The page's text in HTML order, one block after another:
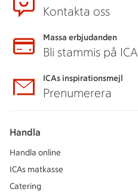
Kontakta oss
Massa erbjudanden
Bli stammis på ICA
ICAs inspirationsmejl
Prenumerera
Handla
Handla online
ICAs matkasse
Catering